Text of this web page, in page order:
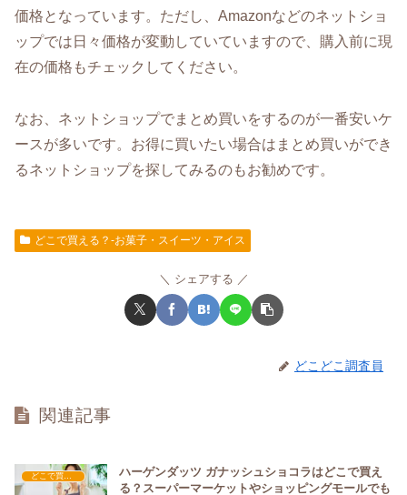
価格となっています。ただし、Amazonなどのネットショ
ップでは日々価格が変動していていますので、購入前に現
在の価格もチェックしてください。
なお、ネットショップでまとめ買いをするのが一番安いケ
ースが多いです。お得に買いたい場合はまとめ買いができ
るネットショップを探してみるのもお勧めです。
どこで買える？-お菓子・スイーツ・アイス
シェアする
どこどこ調査員
関連記事
どこで買える？-お菓子・スイーツ・アイス
ハーゲンダッツ ガナッシュショコラはどこで買え
る？スーパーマーケットやショッピングモールでも